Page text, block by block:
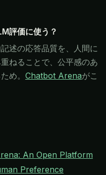
評価に使う？
述の応答品質を、人間に
ねることで、公平感のあ
め。 Chatbot Arenaがこ
An Open Platform
Preference